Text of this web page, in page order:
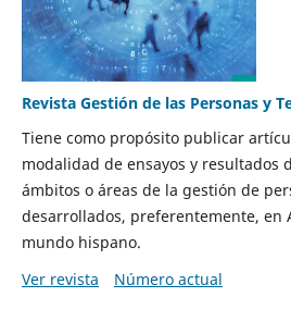
Revista Gestión de las Personas y
Tiene como propósito publicar
modalidad de ensayos y resultados
ámbitos o áreas de la gestión de
desarrollados, preferentemente, en
mundo hispano.
Ver revista
Número actual